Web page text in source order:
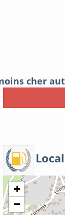
cher
+
−